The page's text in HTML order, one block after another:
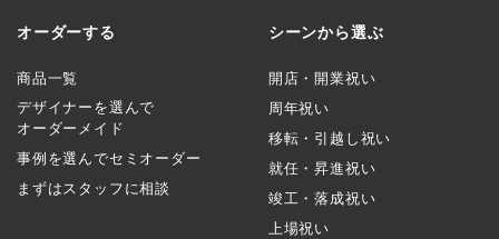
オーダーする
商品一覧
デザイナーを選んで
オーダーメイド
事例を選んでセミオーダー
まずはスタッフに相談
シーンから選ぶ
開店・開業祝い
周年祝い
移転・引越し祝い
就任・昇進祝い
竣工・落成祝い
上場祝い